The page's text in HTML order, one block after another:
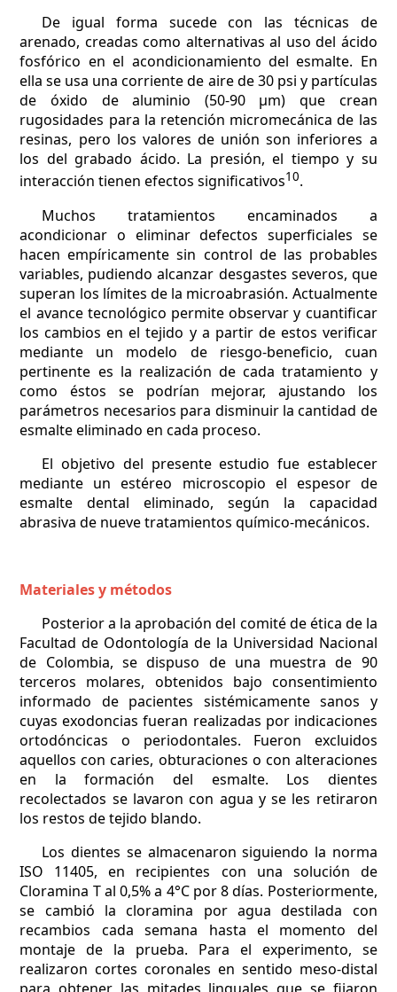
De igual forma sucede con las técnicas de
arenado, creadas como alternativas al uso del ácido
fosfórico en el acondicionamiento del esmalte. En
ella se usa una corriente de aire de 30 psi y partículas
de óxido de aluminio (50-90 µm) que crean
rugosidades para la retención micromecánica de las
resinas, pero los valores de unión son inferiores a
los del grabado ácido. La presión, el tiempo y su
interacción tienen efectos significativos10.
Muchos tratamientos encaminados a
acondicionar o eliminar defectos superficiales se
hacen empíricamente sin control de las probables
variables, pudiendo alcanzar desgastes severos, que
superan los límites de la microabrasión. Actualmente
el avance tecnológico permite observar y cuantificar
los cambios en el tejido y a partir de estos verificar
mediante un modelo de riesgo-beneficio, cuan
pertinente es la realización de cada tratamiento y
como éstos se podrían mejorar, ajustando los
parámetros necesarios para disminuir la cantidad de
esmalte eliminado en cada proceso.
El objetivo del presente estudio fue establecer
mediante un estéreo microscopio el espesor de
esmalte dental eliminado, según la capacidad
abrasiva de nueve tratamientos químico-mecánicos.
Materiales y métodos
Posterior a la aprobación del comité de ética de la
Facultad de Odontología de la Universidad Nacional
de Colombia, se dispuso de una muestra de 90
terceros molares, obtenidos bajo consentimiento
informado de pacientes sistémicamente sanos y
cuyas exodoncias fueran realizadas por indicaciones
ortodóncicas o periodontales. Fueron excluidos
aquellos con caries, obturaciones o con alteraciones
en la formación del esmalte. Los dientes
recolectados se lavaron con agua y se les retiraron
los restos de tejido blando.
Los dientes se almacenaron siguiendo la norma
ISO 11405, en recipientes con una solución de
Cloramina T al 0,5% a 4°C por 8 días. Posteriormente,
se cambió la cloramina por agua destilada con
recambios cada semana hasta el momento del
montaje de la prueba. Para el experimento, se
realizaron cortes coronales en sentido meso-distal
para obtener las mitades linguales que se fijaron